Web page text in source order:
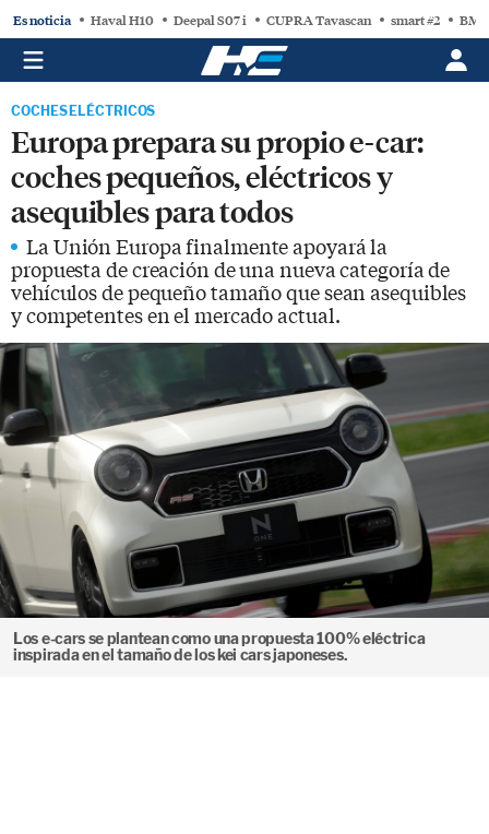
Es noticia Haval H10 Deepal S07 i CUPRA Tavascan smart #2
COCHES ELÉCTRICOS
Europa prepara su propio e-car:
coches pequeños, eléctricos y
asequibles para todos
La Unión Europa finalmente apoyará la
propuesta de creación de una nueva categoría de
vehículos de pequeño tamaño que sean asequibles
y competentes en el mercado actual.
Los e-cars se plantean como una propuesta 100% eléctrica
inspirada en el tamaño de los kei cars japoneses.